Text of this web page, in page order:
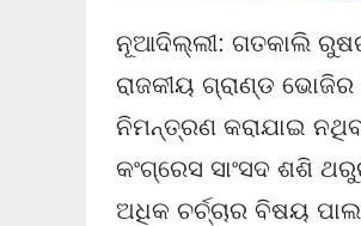
ନୂଆଦିଲ୍ଲୀ: ଗତକାଲି
ରାଜକୀୟ ଗ୍ରାଣ୍ଡ
ନିମନ୍ତ୍ରଣ କରାଯାଇ
କଂଗ୍ରେସ ସାଂସଦ ଶଶି
ଅଧିକ ଚର୍ଚ୍ଚାର ବିଷୟ